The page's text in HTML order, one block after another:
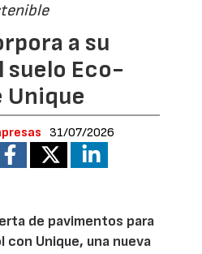
a su
suelo Eco-
Unique
31/07/2026
de pavimentos para
con Unique, una nueva